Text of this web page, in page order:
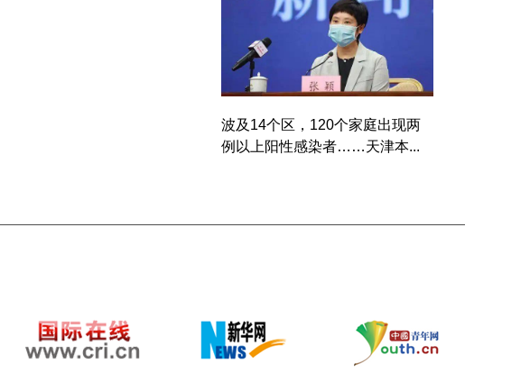
波及14个区，120个家庭出现两
例以上阳性感染者……天津本...